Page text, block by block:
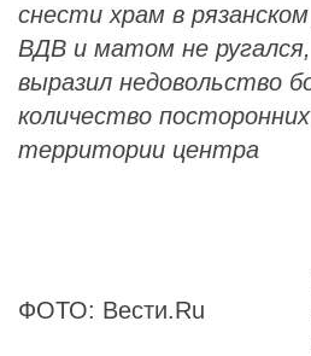
снести храм в
ВДВ и матом не
выразил недовольство
количество
территории центра
ФОТО: Вести.Ru